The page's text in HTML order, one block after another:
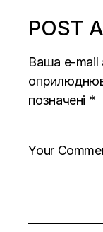
POST
Ваша e-mail
позначені *